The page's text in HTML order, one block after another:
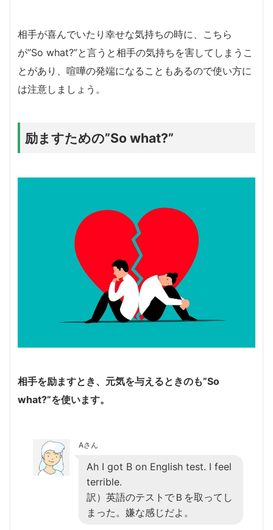
相手が喜んでいたり幸せな気持ちの時に、こちら
が”So what?”と言うと相手の気持ちを害してしまうこ
とがあり、喧嘩の発端になることもあるので使い方に
は注意しましょう。
励ますための”So what?”
相手を励ますとき、元気を与えるときのも”So
what?”を使います。
Aさん
Ah I got B on English test. I feel
terrible.
訳）英語のテストでＢを取ってし
まった。嫌な感じだよ。